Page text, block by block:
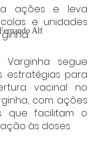
Alf
ações e leva
e unidades
segue
estratégias para
vacinal no
com ações
que facilitam o
às doses.